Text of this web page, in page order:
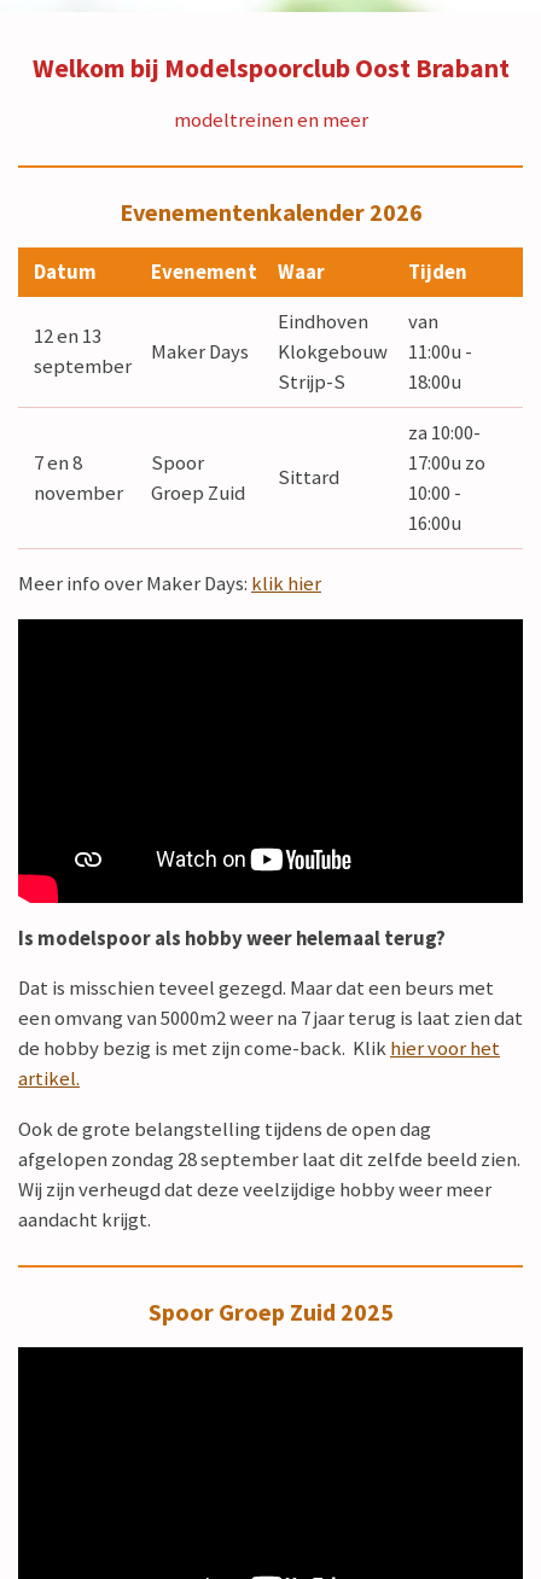
Welkom bij Modelspoorclub Oost Brabant
modeltreinen en meer
Evenementenkalender 2026
Datum Evenement Waar Tijden
12 en 13
september
Maker Days
Eindhoven
Klokgebouw
Strijp-S
van
11:00u -
18:00u
7 en 8
november
Spoor
Groep Zuid
Sittard
za 10:00-
17:00u zo
10:00 -
16:00u
Meer info over Maker Days: klik hier
Is modelspoor als hobby weer helemaal terug?
Dat is misschien teveel gezegd. Maar dat een beurs met
een omvang van 5000m2 weer na 7 jaar terug is laat zien dat
de hobby bezig is met zijn come-back. Klikhier voor het
artikel.
Ook de grote belangstelling tijdens de open dag
afgelopen zondag 28 september laat dit zelfde beeld zien.
Wij zijn verheugd dat deze veelzijdige hobby weer meer
aandacht krijgt.
Spoor Groep Zuid 2025